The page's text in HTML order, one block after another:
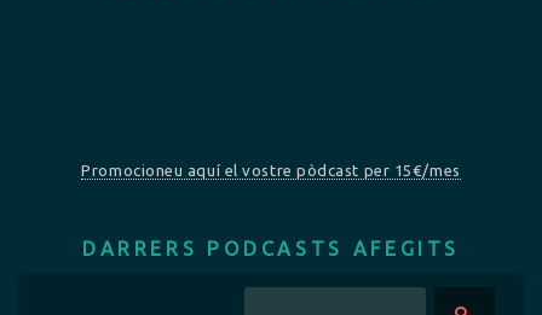
Promocioneu aquí el vostre pòdcast per 15€/mes
DARRERS PODCASTS AFEGITS